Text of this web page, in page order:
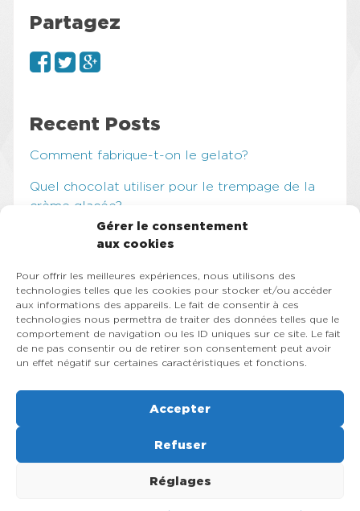
Gérer le consentement
aux cookies
Pour offrir les meilleures expériences, nous utilisons des
technologies telles que les cookies pour stocker et/ou accéder
aux informations des appareils. Le fait de consentir à ces
technologies nous permettra de traiter des données telles que le
comportement de navigation ou les ID uniques sur ce site. Le fait
de ne pas consentir ou de retirer son consentement peut avoir
un effet négatif sur certaines caractéristiques et fonctions.
Accepter
Refuser
Réglages
Partagez
Recent Posts
Comment fabrique-t-on le gelato?
Quel chocolat utiliser pour le trempage de la
crème glacée?
Comment augmenter sa régularité en
Les éléments à considérer avant l’achat d’une
machine à crème glacée molle
Categories